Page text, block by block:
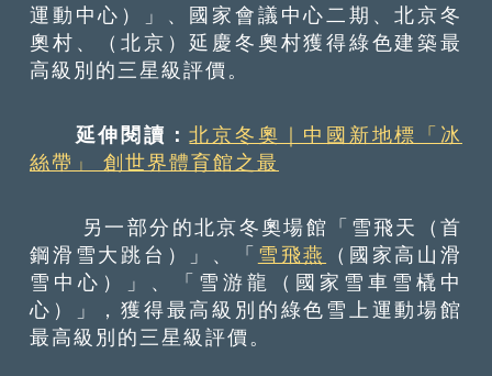
運動中心）」、國家會議中心二期、北京冬
奧村、（北京）延慶冬奧村獲得綠色建築最
高級別的三星級評價。
延伸閱讀：北京冬奧｜中國新地標「冰
絲帶」 創世界體育館之最
另一部分的北京冬奧場館「雪飛天（首
鋼滑雪大跳台）」、「 雪飛燕
（國家高山滑
雪中心）」、「雪游龍（國家雪車雪橇中
心）」，獲得最高級別的綠色雪上運動場館
最高級別的三星級評價。